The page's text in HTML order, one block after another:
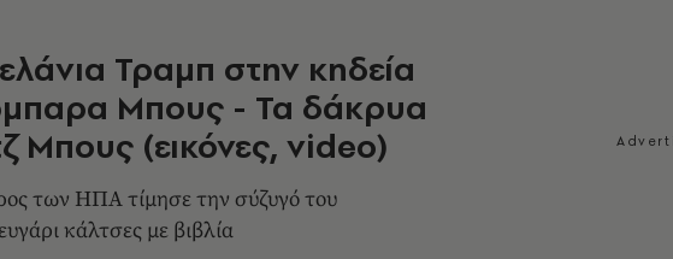
Τραμπ στην κηδεία
Μπους - Τα δάκρυα
Μπους (εικόνες, video)
των ΗΠΑ τίμησε την σύζυγό του
κάλτσες με βιβλία